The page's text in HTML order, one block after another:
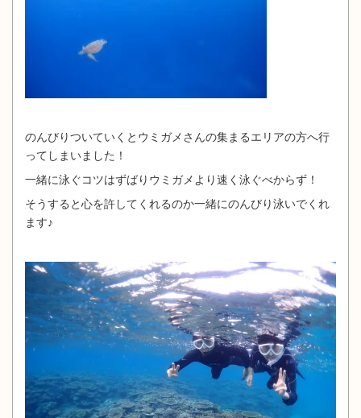
のんびりついていくとウミガメさんの集まるエリアの方へ行
ってしまいました！
一緒に泳ぐコツはずばりウミガメより速く泳ぐべからず！
そうすると心を許してくれるのか一緒にのんびり泳いでくれ
ます♪